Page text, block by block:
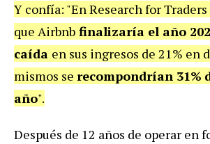
Y confía: "En Research for
que Airbnb finalizaría el año
caída en sus ingresos de 21% en
mismos se recompondrían 31%
año".
Después de 12 años de operar en